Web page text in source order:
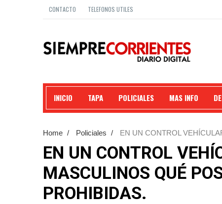
CONTACTO TELEFONOS UTILES
INICIO TAPA POLICIALES MAS INFO
Home / Policiales /
EN UN CONTROL
EN UN CONTROL
MASCULINOS QUÉ
PROHIBIDAS.